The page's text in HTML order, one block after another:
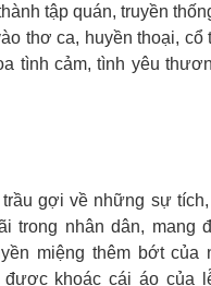
tập quán, truyền
thơ ca, huyền thoại,
tình cảm, tình yêu
gợi về những sự
trong nhân dân, mang
miệng thêm bớt
được khoác cái áo